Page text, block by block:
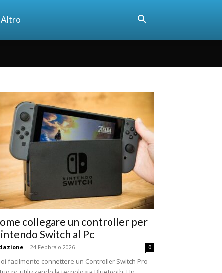
Altro
collegare un controller per
Switch al Pc
- 24 Febbraio 2026 0
facilmente connettere un Controller Switch Pro